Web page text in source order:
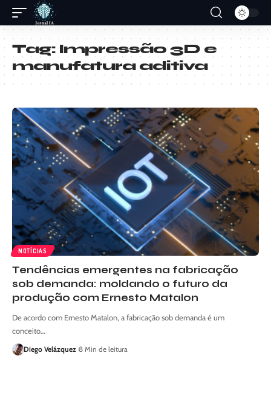
Tag:Impressão 3D e
manufatura aditiva
NOTÍCIAS
Tendências emergentes na fabricação
sob demanda: moldando o futuro da
produção com Ernesto Matalon
De acordo com Ernesto Matalon, a fabricação sob demanda é um
conceito…
Diego Velázquez 8 Min de leitura